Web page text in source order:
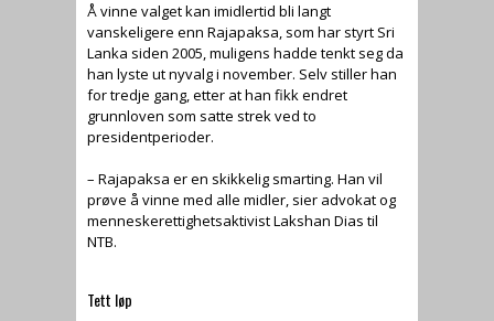
Å vinne valget kan imidlertid bli langt
vanskeligere enn Rajapaksa, som har styrt Sri
Lanka siden 2005, muligens hadde tenkt seg da
han lyste ut nyvalg i november. Selv stiller han
for tredje gang, etter at han fikk endret
grunnloven som satte strek ved to
presidentperioder.
– Rajapaksa er en skikkelig smarting. Han vil
prøve å vinne med alle midler, sier advokat og
menneskerettighetsaktivist Lakshan Dias til
NTB.
Tett løp